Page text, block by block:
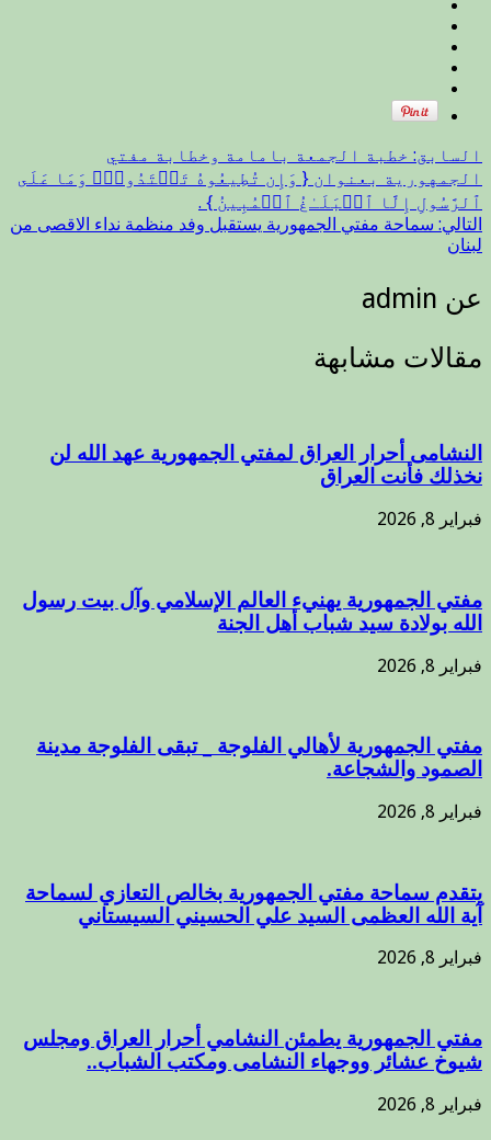
السابق: خطبة الجمعة بامامة وخطابة مفتي
الجمهورية بعنوان { وَإِن تُطِیعُوهُ تَهۡتَدُوا۟ۚ وَمَا عَلَى
ٱلرَّسُولِ إِلَّا ٱلۡبَلَـٰغُ ٱلۡمُبِینُ } .
التالي: سماحة مفتي الجمهورية يستقبل وفد منظمة نداء الاقصى من
لبنان
عن admin
مقالات مشابهة
النشامى أحرار العراق لمفتي الجمهورية عهد الله لن
نخذلك فأنت العراق
فبراير 8, 2026
مفتي الجمهورية يهنيء العالم الإسلامي وآل بيت رسول
الله بولادة سيد شباب أهل الجنة
فبراير 8, 2026
مفتي الجمهورية لأهالي الفلوجة _ تبقى الفلوجة مدينة
الصمود والشجاعة.
فبراير 8, 2026
يتقدم سماحة مفتي الجمهورية بخالص التعازي لسماحة
آية الله العظمى السيد علي الحسيني السيستاني
فبراير 8, 2026
مفتي الجمهورية يطمئن النشامي أحرار العراق ومجلس
شيوخ عشائر ووجهاء النشامى ومكتب الشباب..
فبراير 8, 2026